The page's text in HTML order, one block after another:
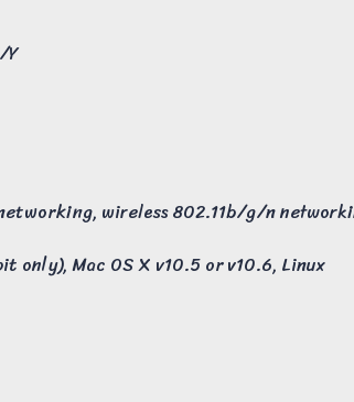
Y
wireless 802.11b/g/n
only), Mac OS X v10.5 or v10.6, Linux